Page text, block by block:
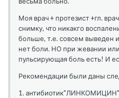
Моя врач + протезист +гл.
снимку, что никакго
больше, т.е. совсем выведен
нет боли. НО при жевании
пульсирующая боль есть! И
Рекомендации были даны
1. антибиотик"ЛИНКОМИЦИН"